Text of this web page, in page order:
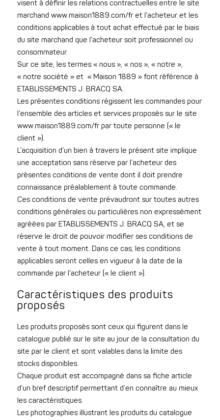
visent à définir les relations contractuelles entre le site
marchand www.maison1889.com/fr et l’acheteur et les
conditions applicables à tout achat effectué par le biais
du site marchand que l’acheteur soit professionnel ou
consommateur.
Sur ce site, les termes « nous », « nos », « notre »,
« notre société » et « Maison 1889 » font référence à
ETABLISSEMENTS J. BRACQ SA.
Les présentes conditions régissent les commandes pour
l’ensemble des articles et services proposés sur le site
www.maison1889.com/fr par toute personne (« le
client »).
L’acquisition d’un bien à travers le présent site implique
une acceptation sans réserve par l’acheteur des
présentes conditions de vente dont il doit prendre
connaissance préalablement à toute commande.
Ces conditions de vente prévaudront sur toutes autres
conditions générales ou particulières non expressément
agréées par ETABLISSEMENTS J. BRACQ SA, et se
réserve le droit de pouvoir modifier ses conditions de
vente à tout moment. Dans ce cas, les conditions
applicables seront celles en vigueur à la date de la
commande par l’acheteur (« le client »).
Caractéristiques des produits
proposés
Les produits proposés sont ceux qui figurent dans le
catalogue publié sur le site au jour de la consultation du
site par le client et sont valables dans la limite des
stocks disponibles.
Chaque produit est accompagné dans sa fiche article
d’un bref descriptif permettant d’en connaître au mieux
les caractéristiques.
Les photographies illustrant les produits du catalogue